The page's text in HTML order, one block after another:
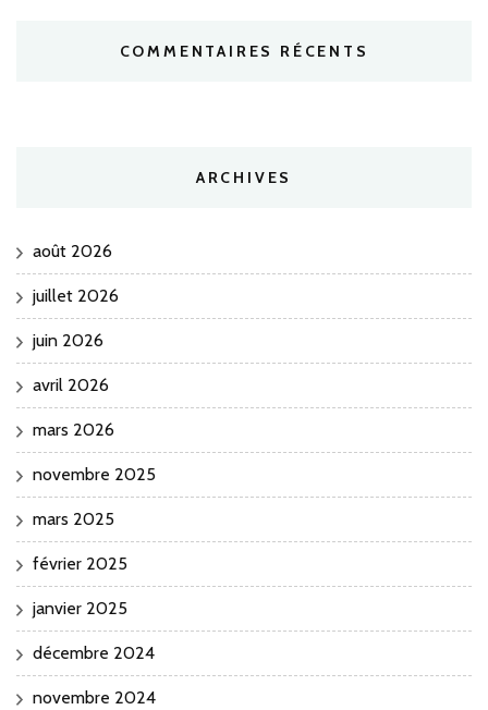
COMMENTAIRES RÉCENTS
ARCHIVES
août 2026
juillet 2026
juin 2026
avril 2026
mars 2026
novembre 2025
mars 2025
février 2025
janvier 2025
décembre 2024
novembre 2024